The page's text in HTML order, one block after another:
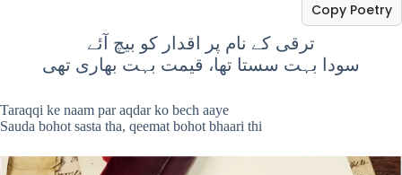
ترقی کے نام پر اقدار کو بیچ آئے
سودا بہت سستا تھا، قیمت بہت بھاری تھی
Copy Poetry
Taraqqi ke naam par aqdar ko bech aaye
Sauda bohot sasta tha, qeemat bohot bhaari thi